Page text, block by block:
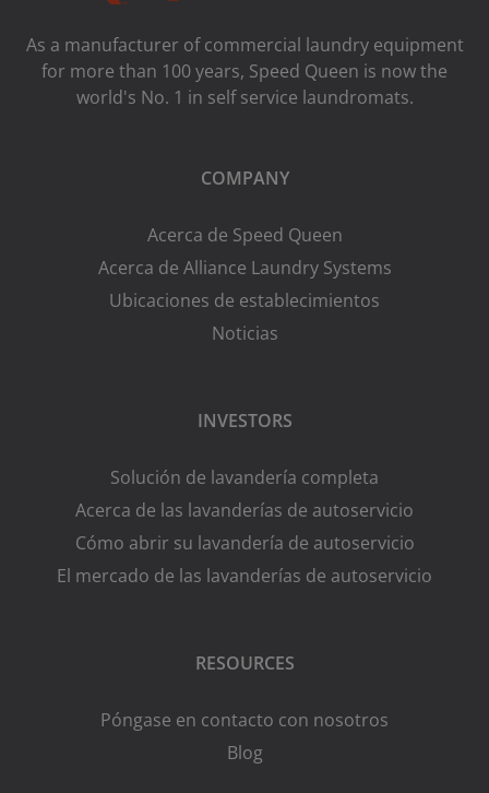
As a manufacturer of commercial laundry equipment
for more than 100 years, Speed ​​Queen is now the
world's No. 1 in self service laundromats.
COMPANY
Acerca de Speed Queen
Acerca de Alliance Laundry Systems
Ubicaciones de establecimientos
Noticias
INVESTORS
Solución de lavandería completa
Acerca de las lavanderías de autoservicio
Cómo abrir su lavandería de autoservicio
El mercado de las lavanderías de autoservicio
RESOURCES
Póngase en contacto con nosotros
Blog